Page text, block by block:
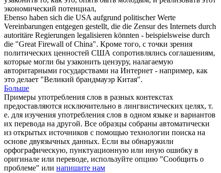
экономический потенциал,
Ebenso haben sich die USA aufgrund politischer Werte
Vereinbarungen entgegen gestellt, die die Zensur des Internets durch
autoritäre Regierungen legalisieren könnten - beispielsweise durch
die "Great Firewall of China". Кроме того, с точки зрения
политических ценностей США сопротивлялись соглашениям,
которые могли бы узаконить цензуру, налагаемую
авторитарными государствами на Интернет - например, как
это делает "Великий брандмауэр Китая".
Больше
Примеры употребления слов в разных контекстах
предоставляются исключительно в лингвистических целях, т.
е. для изучения употребления слов в одном языке и вариантов
их перевода на другой. Все образцы собраны автоматически
из открытых источников с помощью технологии поиска на
основе двуязычных данных. Если вы обнаружили
орфографическую, пунктуационную или иную ошибку в
оригинале или переводе, используйте опцию "Сообщить о
проблеме" или напишите нам